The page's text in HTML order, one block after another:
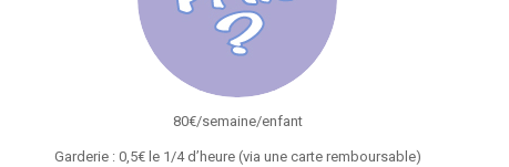
80€/semaine/enfant
Garderie : 0,5€ le 1/4 d’heure (via une carte remboursable)